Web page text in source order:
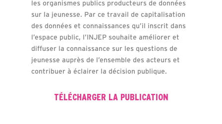
les organismes publics producteurs de données
sur la jeunesse. Par ce travail de capitalisation
des données et connaissances qu’il inscrit dans
l’espace public, l’INJEP souhaite améliorer et
diffuser la connaissance sur les questions de
jeunesse auprès de l’ensemble des acteurs et
contribuer à éclairer la décision publique.
TÉLÉCHARGER LA PUBLICATION